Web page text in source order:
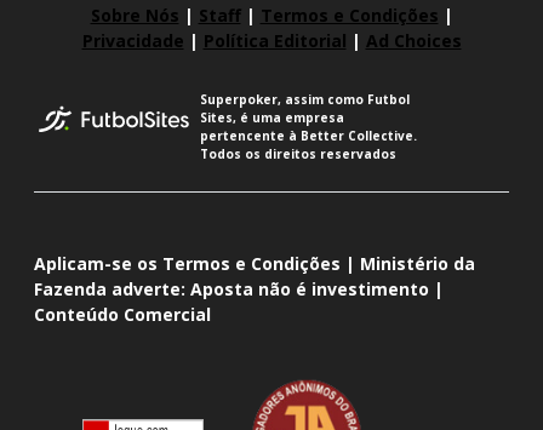
Sobre Nós | Staff| Termos e Condições |
Privacidade | Política Editorial | Ad Choices
Superpoker, assim como Futbol
Sites, é uma empresa
pertencente à Better Collective.
Todos os direitos reservados
Aplicam-se os Termos e Condições | Ministério da
Fazenda adverte: Aposta não é investimento |
Conteúdo Comercial